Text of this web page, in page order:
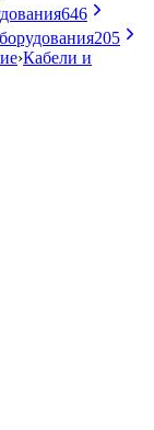
646
205
›Кабели и